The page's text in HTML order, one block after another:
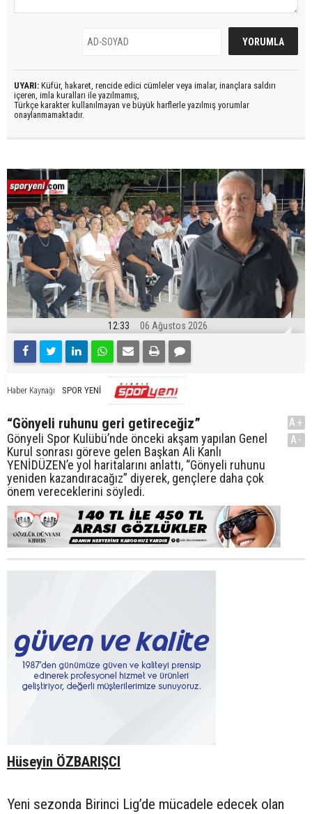
UYARI: Küfür, hakaret, rencide edici cümleler veya imalar, inançlara saldırı
içeren, imla kuralları ile yazılmamış,
Türkçe karakter kullanılmayan ve büyük harflerle yazılmış yorumlar
onaylanmamaktadır.
12:33 06 Ağustos 2026
Haber Kaynağı SPOR YENİ
“Gönyeli ruhunu geri getireceğiz”
Gönyeli Spor Kulübü’nde önceki akşam yapılan Genel
Kurul sonrası göreve gelen Başkan Ali Kanlı
YENİDÜZEN’e yol haritalarını anlattı, “Gönyeli ruhunu
yeniden kazandıracağız” diyerek, gençlere daha çok
önem vereceklerini söyledi.
A+
A-
Hüseyin ÖZBARIŞCI
Yeni sezonda Birinci Lig’de mücadele edecek olan